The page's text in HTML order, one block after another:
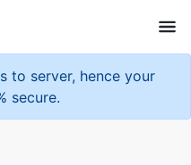
server, hence your
secure.